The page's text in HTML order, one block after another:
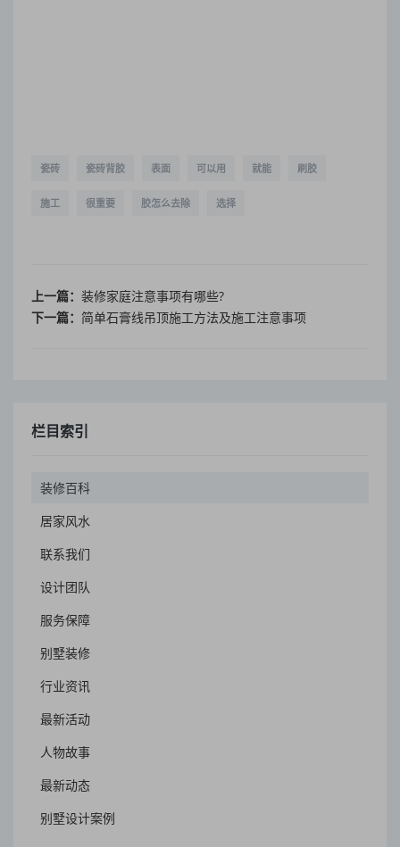
瓷砖 瓷砖背胶 表面 可以用 就能 刷胶
施工 很重要 胶怎么去除 选择
上一篇： 装修家庭注意事项有哪些?
下一篇： 简单石膏线吊顶施工方法及施工注意事项
栏目索引
装修百科
居家风水
联系我们
设计团队
服务保障
别墅装修
行业资讯
最新活动
人物故事
最新动态
别墅设计案例